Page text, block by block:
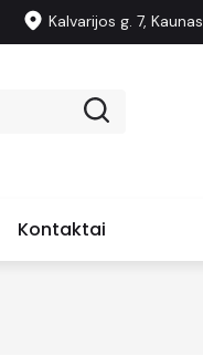
Kalvarijos g. 7, Kaunas
Kontaktai